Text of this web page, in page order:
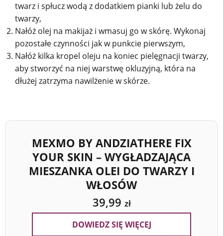
twarz i spłucz wodą z dodatkiem pianki lub żelu do
twarzy,
Nałóż olej na makijaż i wmasuj go w skórę. Wykonaj
pozostałe czynności jak w punkcie pierwszym,
Nałóż kilka kropel oleju na koniec pielęgnacji twarzy,
aby stworzyć na niej warstwę okluzyjną, która na
dłużej zatrzyma nawilżenie w skórze.
MEXMO BY ANDZIATHERE FIX
YOUR SKIN – WYGŁADZAJĄCA
MIESZANKA OLEI DO TWARZY I
WŁOSÓW
39,99 zł
DOWIEDZ SIĘ WIĘCEJ